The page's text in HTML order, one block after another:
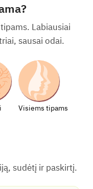
Labiausiai
sausai odai.
Visiems tipams
sudėtį ir paskirtį.